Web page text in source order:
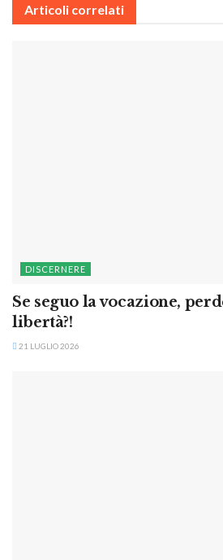
Articoli correlati
DISCERNERE
Se seguo la vocazione,
libertà?!
21 LUGLIO 2026